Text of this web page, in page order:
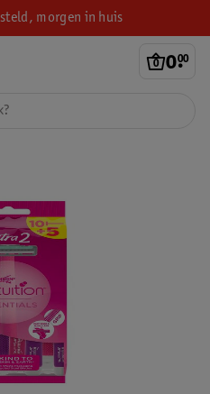
morgen in huis
0.
00